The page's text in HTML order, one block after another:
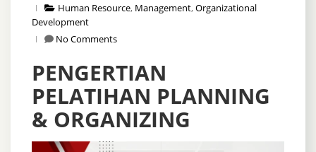
Human Resource, Management,Organizational
Development
No Comments
PENGERTIAN
PELATIHAN PLANNING
& ORGANIZING